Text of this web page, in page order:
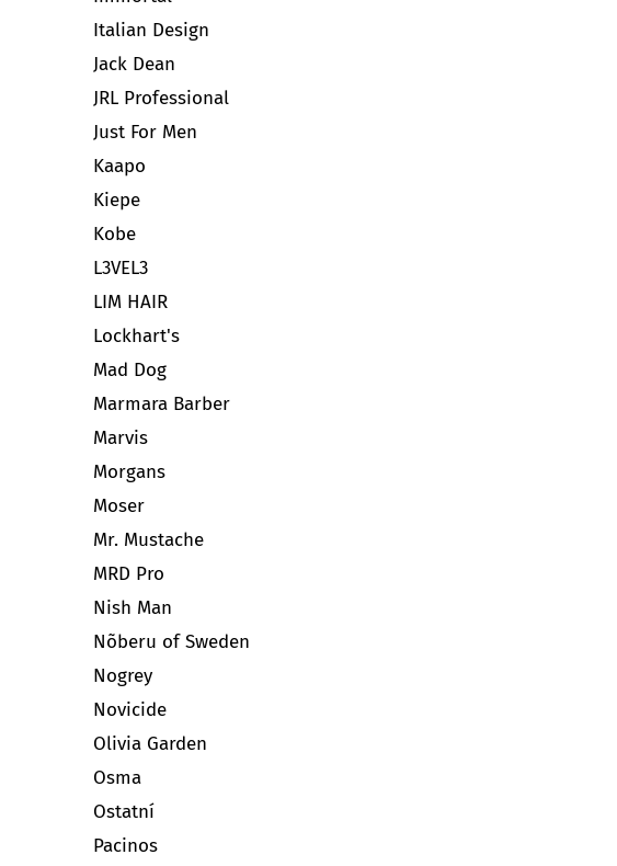
Italian Design
Jack Dean
JRL Professional
Just For Men
Kaapo
Kiepe
Kobe
L3VEL3
LIM HAIR
Lockhart's
Mad Dog
Marmara Barber
Marvis
Morgans
Moser
Mr. Mustache
MRD Pro
Nish Man
Nõberu of Sweden
Nogrey
Novicide
Olivia Garden
Osma
Ostatní
Pacinos